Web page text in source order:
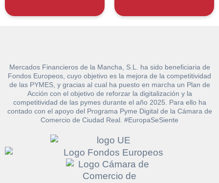
Mercados Financieros de la Mancha, S.L. ha sido beneficiaria de
Fondos Europeos, cuyo objetivo es la mejora de la competitividad
de las PYMES, y gracias al cual ha puesto en marcha un Plan de
Acción con el objetivo de reforzar la digitalización y la
competitividad de las pymes durante el año 2025. Para ello ha
contado con el apoyo del Programa Pyme Digital de la Cámara de
Comercio de Ciudad Real. #EuropaSeSiente
Solicitar
documentación
sobre la peritación
Hacer Oferta
Razón social* CIF/DNI Ofertante*